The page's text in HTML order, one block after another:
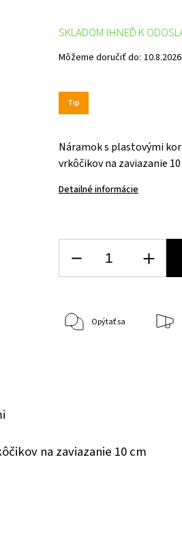
Tip
Náramok s plastovými
vrkôčikov na zaviazanie
Detailné informácie
SKLADOM IHNEĎ K
Môžeme doručiť do: 10.8.2026
Opýtať sa
na zaviazanie 10 cm